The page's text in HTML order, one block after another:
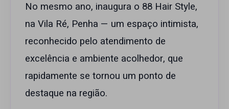
No mesmo ano, inaugura o 88 Hair Style,
na Vila Ré, Penha — um espaço intimista,
reconhecido pelo atendimento de
excelência e ambiente acolhedor, que
rapidamente se tornou um ponto de
destaque na região.